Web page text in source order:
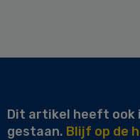
Dit artikel heeft ook
gestaan. Blijf op de